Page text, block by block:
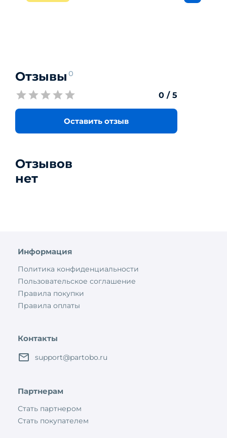
Отзывы 0
0 / 5
Оставить отзыв
Отзывов
нет
Информация
Политика конфиденциальности
Пользовательское соглашение
Правила покупки
Правила оплаты
Контакты
support@partobo.ru
Партнерам
Стать партнером
Стать покупателем